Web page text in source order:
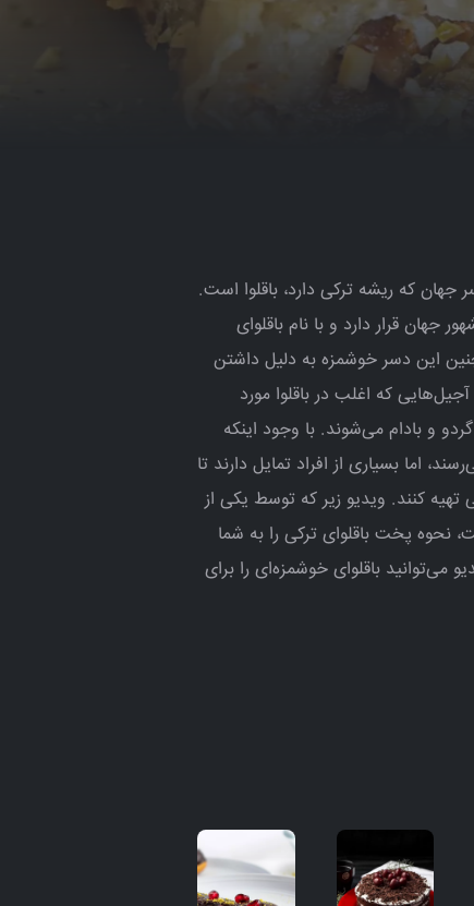
که ریشه ترکی دارد، باقلوا است.
قرار دارد و با نام باقلوای
این دسر خوشمزه به دلیل داشتن
که اغلب در باقلوا مورد
و بادام می‌شوند. با وجود اینکه
اما بسیاری از افراد تمایل دارند تا
کنند. ویدیو زیر که توسط یکی از
نحوه پخت باقلوای ترکی را به شما
باقلوای خوشمزه‌ای را برای